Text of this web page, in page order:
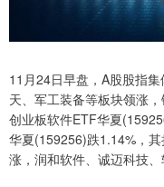
11月24日早盘，A股股指
天、军工装备等板块领涨
创业板软件ETF华夏
华夏(159256)跌1.14%，
涨，润和软件、诚迈科技、